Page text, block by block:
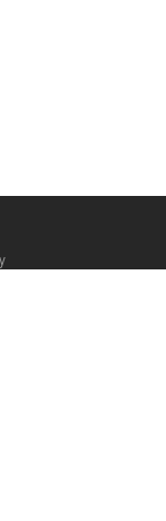
Italy
n.557643